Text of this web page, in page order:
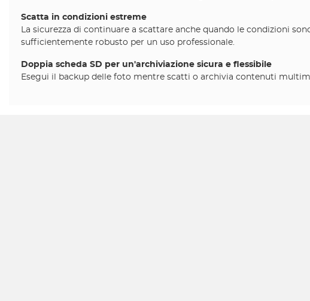
Scatta in condizioni estreme
La sicurezza di continuare a scattare anche quando le condizioni
sufficientemente robusto per un uso professionale.
Doppia scheda SD per un'archiviazione sicura e flessibile
Esegui il backup delle foto mentre scatti o archivia contenuti